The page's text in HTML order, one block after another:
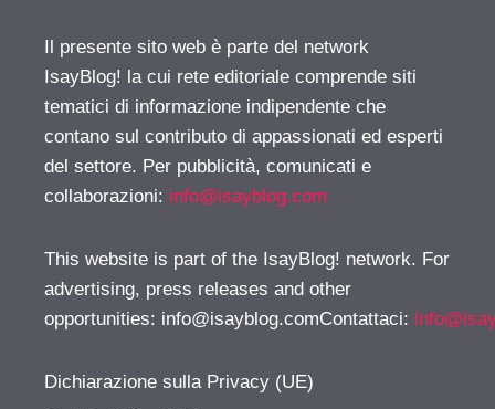
Il presente sito web è parte del network
IsayBlog! la cui rete editoriale comprende siti
tematici di informazione indipendente che
contano sul contributo di appassionati ed esperti
del settore. Per pubblicità, comunicati e
collaborazioni: info@isayblog.com
This website is part of the IsayBlog! network. For
advertising, press releases and other
opportunities: info@isayblog.comContattaci:
Dichiarazione sulla Privacy (UE)